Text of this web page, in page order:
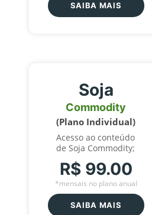
SAIBA MAIS
Soja
Commodity
(Plano Individual)
Acesso ao conteúdo
de Soja Commodity;
R$ 99.00
*mensais no plano anual
SAIBA MAIS